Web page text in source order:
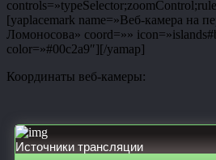
[yaplacemark name=»Веб-камера на
Ломоносова» coord=»»
color=»#00c2a9″][/yamap]
Координаты веб-камеры:
Источники трансляции